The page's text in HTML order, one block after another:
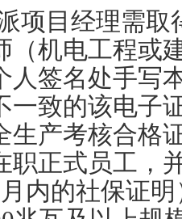
项目经理需取
（机电工程或
人签名处手写
一致的该电子
生产考核合格
职正式员工，
内的社保证